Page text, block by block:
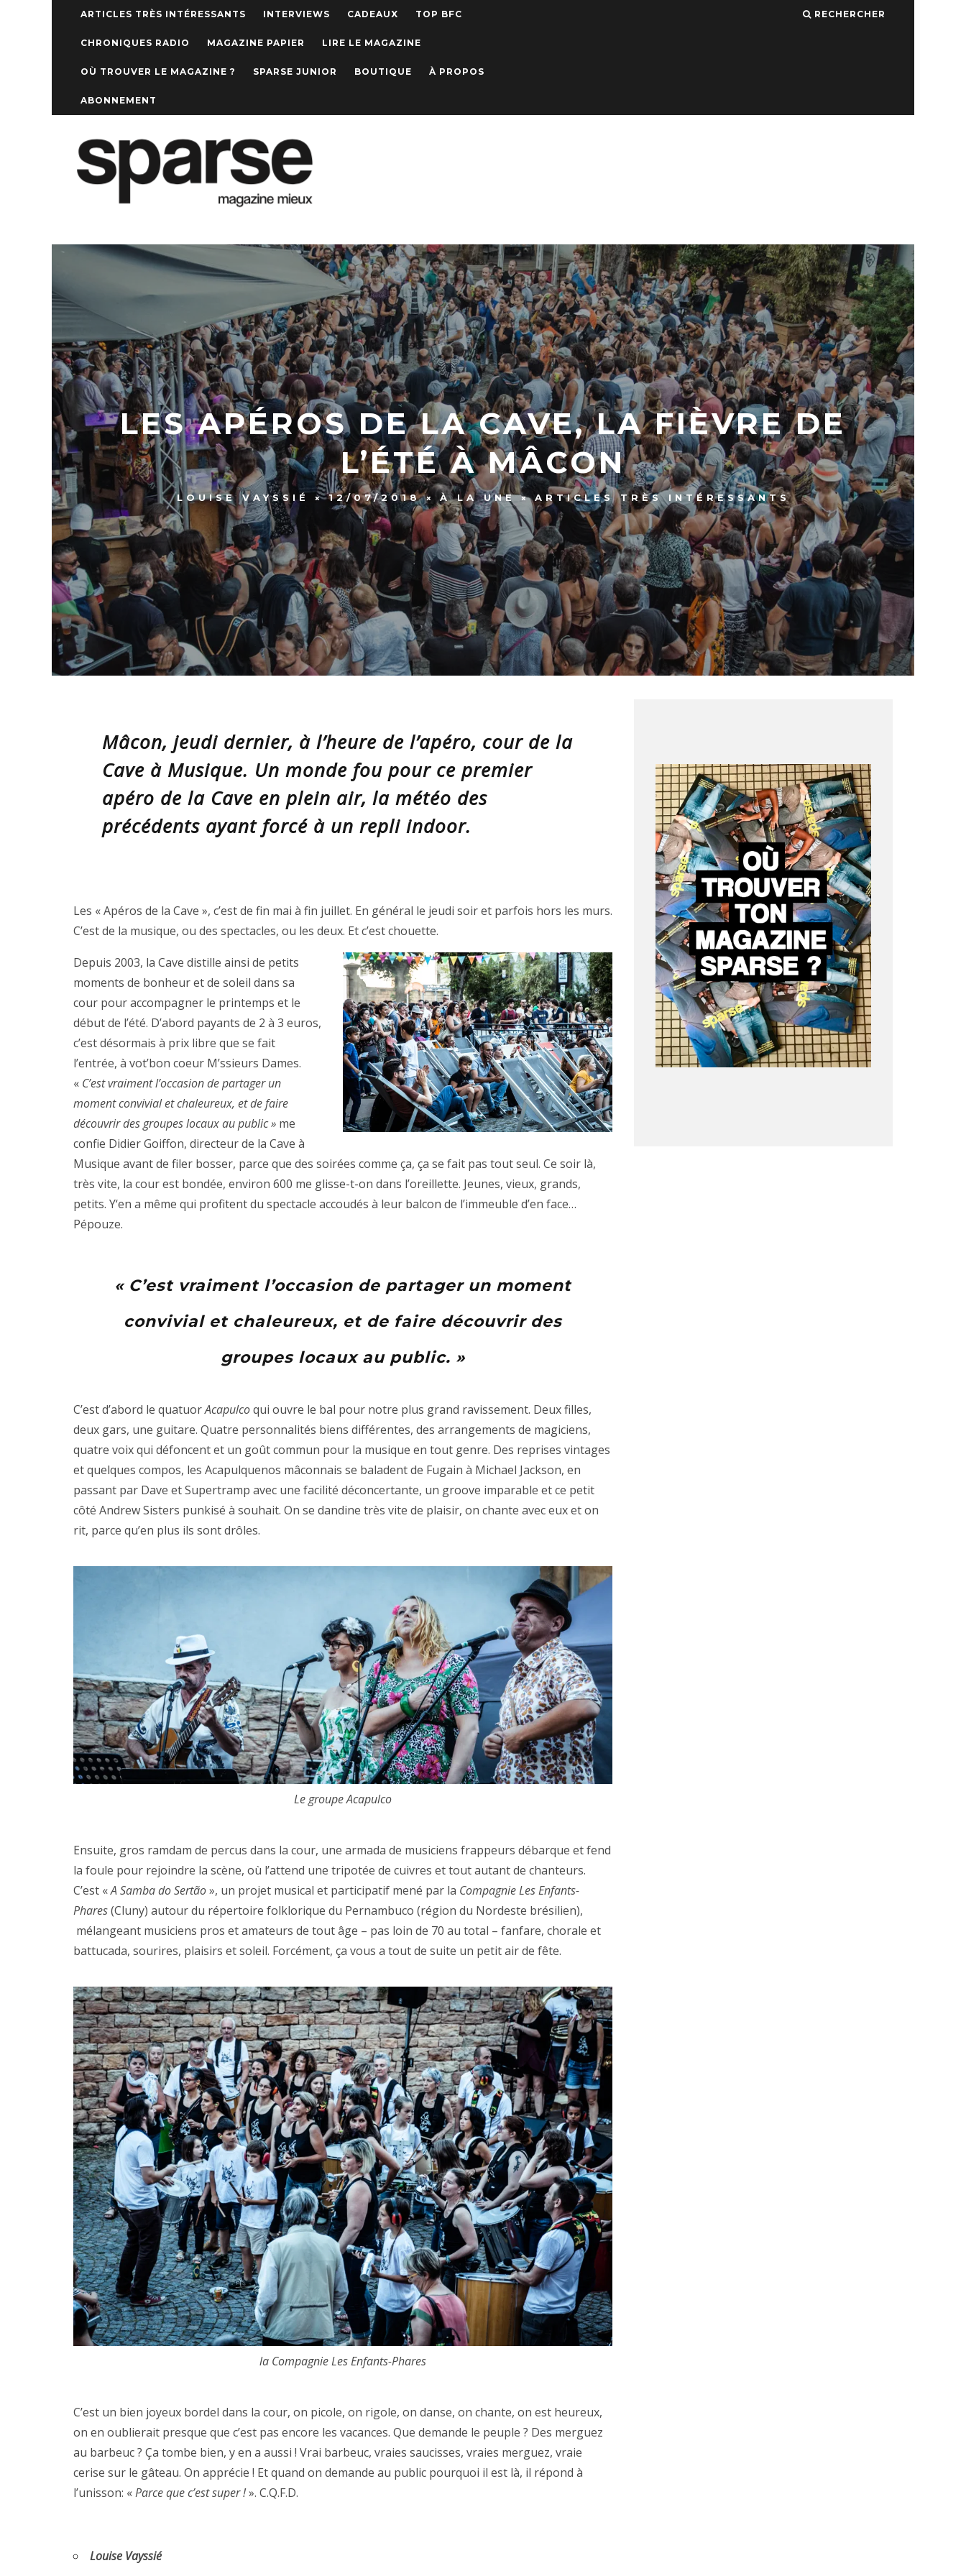
ARTICLES TRÈS INTÉRESSANTS INTERVIEWS CADEAUX TOP BFC
CHRONIQUES RADIO MAGAZINE PAPIER LIRE LE MAGAZINE
OÙ TROUVER LE MAGAZINE ? SPARSE JUNIOR BOUTIQUE À PROPOS
ABONNEMENT
RECHERCHER
LES APÉROS DE LA CAVE, LA FIÈVRE DE
L’ÉTÉ À MÂCON
LOUISE VAYSSIÉ 12/07/2018 À LA UNE ARTICLES TRÈS INTÉRESSANTS
Mâcon, jeudi dernier, à l’heure de l’apéro, cour de la
Cave à Musique. Un monde fou pour ce premier
apéro de la Cave en plein air, la météo des
précédents ayant forcé à un repli indoor.
Les « Apéros de la Cave », c’est de fin mai à fin juillet. En général le jeudi soir et parfois hors les murs.
C’est de la musique, ou des spectacles, ou les deux. Et c’est chouette.
Depuis 2003, la Cave distille ainsi de petits
moments de bonheur et de soleil dans sa
cour pour accompagner le printemps et le
début de l’été. D’abord payants de 2 à 3 euros,
c’est désormais à prix libre que se fait
l’entrée, à vot’bon coeur M’ssieurs Dames.
« C’est vraiment l’occasion de partager un
moment convivial et chaleureux, et de faire
découvrir des groupes locaux au public » me
confie Didier Goiffon, directeur de la Cave à
Musique avant de filer bosser, parce que des soirées comme ça, ça se fait pas tout seul. Ce soir là,
très vite, la cour est bondée, environ 600 me glisse-t-on dans l’oreillette. Jeunes, vieux, grands,
petits. Y‘en a même qui profitent du spectacle accoudés à leur balcon de l’immeuble d’en face…
Pépouze.
« C’est vraiment l’occasion de partager un moment
convivial et chaleureux, et de faire découvrir des
groupes locaux au public. »
C’est d’abord le quatuorAcapulcoqui ouvre le bal pour notre plus grand ravissement. Deux filles,
deux gars, une guitare. Quatre personnalités biens différentes, des arrangements de magiciens,
quatre voix qui défoncent et un goût commun pour la musique en tout genre. Des reprises vintages
et quelques compos, les Acapulquenos mâconnais se baladent de Fugain à Michael Jackson, en
passant par Dave et Supertramp avec une facilité déconcertante, un groove imparable et ce petit
côté Andrew Sisters punkisé à souhait. On se dandine très vite de plaisir, on chante avec eux et on
rit, parce qu’en plus ils sont drôles.
Le groupe Acapulco
Ensuite, gros ramdam de percus dans la cour, une armada de musiciens frappeurs débarque et fend
la foule pour rejoindre la scène, où l’attend une tripotée de cuivres et tout autant de chanteurs.
C’est «A Samba do Sertão», un projet musical et participatif mené par la Compagnie Les Enfants-
Phares(Cluny) autour du répertoire folklorique du Pernambuco (région du Nordeste brésilien),
mélangeant musiciens pros et amateurs de tout âge – pas loin de 70 au total – fanfare, chorale et
battucada, sourires, plaisirs et soleil. Forcément, ça vous a tout de suite un petit air de fête.
la Compagnie Les Enfants-Phares
C’est un bien joyeux bordel dans la cour, on picole, on rigole, on danse, on chante, on est heureux,
on en oublierait presque que c’est pas encore les vacances. Que demande le peuple ? Des merguez
au barbeuc ? Ça tombe bien, y en a aussi ! Vrai barbeuc, vraies saucisses, vraies merguez, vraie
cerise sur le gâteau. On apprécie ! Et quand on demande au public pourquoi il est là, il répond à
l’unisson: «Parce que c’est super !». C.Q.F.D.
Louise Vayssié